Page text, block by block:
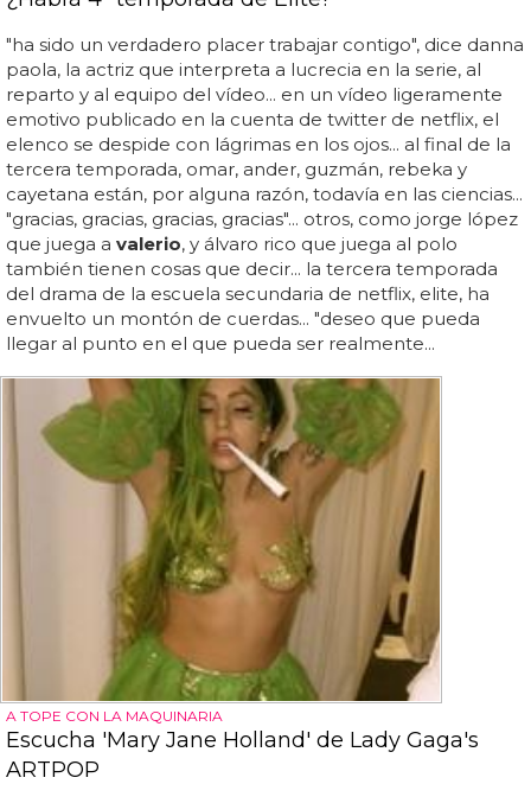
"ha sido un verdadero placer trabajar contigo", dice danna
paola, la actriz que interpreta a lucrecia en la serie, al
reparto y al equipo del vídeo... en un vídeo ligeramente
emotivo publicado en la cuenta de twitter de netflix, el
elenco se despide con lágrimas en los ojos... al final de la
tercera temporada, omar, ander, guzmán, rebeka y
cayetana están, por alguna razón, todavía en las ciencias...
"gracias, gracias, gracias, gracias"... otros, como jorge lópez
que juega a valerio, y álvaro rico que juega al polo
también tienen cosas que decir... la tercera temporada
del drama de la escuela secundaria de netflix, elite, ha
envuelto un montón de cuerdas... "deseo que pueda
llegar al punto en el que pueda ser realmente...
A TOPE CON LA MAQUINARIA
Escucha 'Mary Jane Holland' de Lady Gaga's
ARTPOP